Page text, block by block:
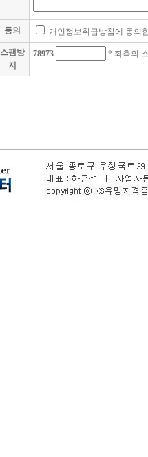
동의 개인정보취급방침에 동의
스팸방
지
78973 * 좌측의